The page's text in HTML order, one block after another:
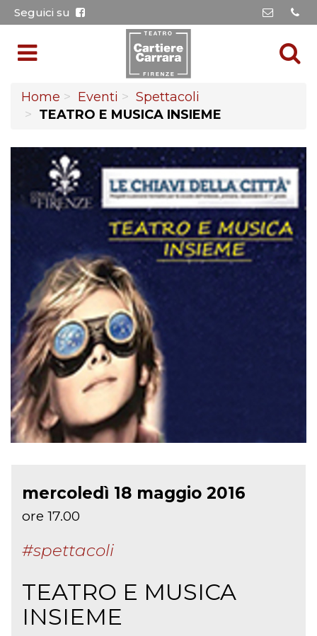
Seguici su
Home Eventi
Spettacoli
TEATRO E MUSICA INSIEME
mercoledì 18 maggio 2016
ore 17.00
#spettacoli
TEATRO E MUSICA
INSIEME